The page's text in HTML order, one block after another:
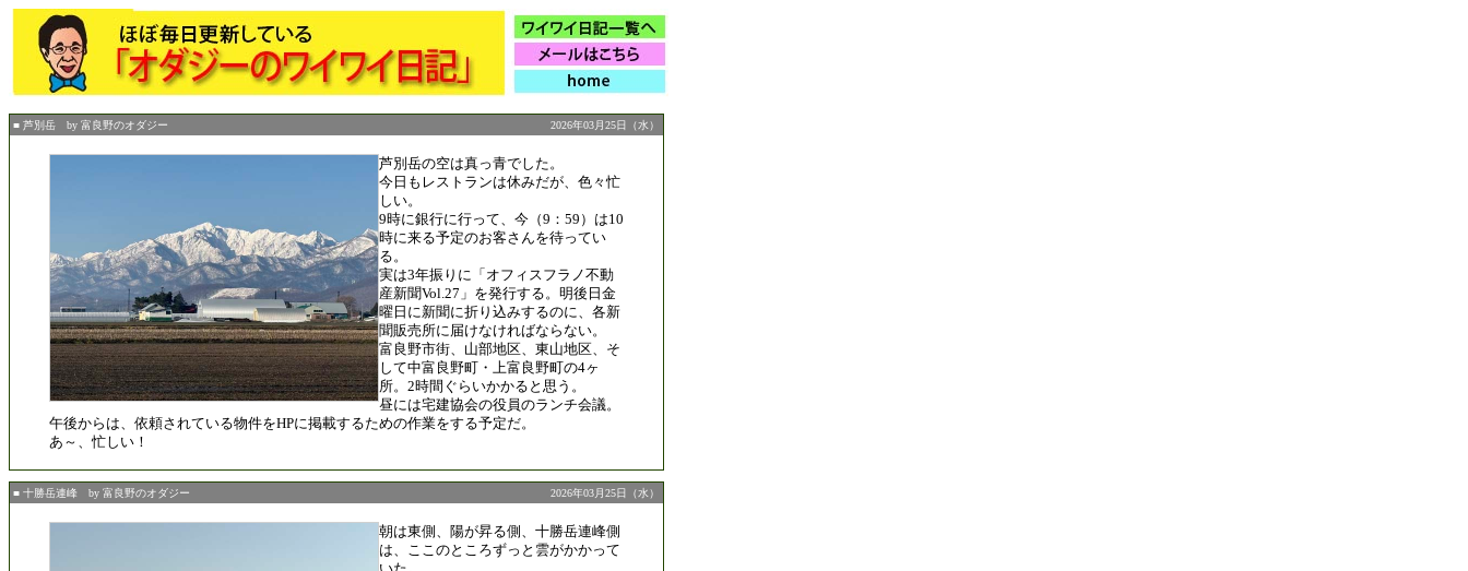
■ 芦別岳 by 富良野のオダジー 2026年03月25日（水）
芦別岳の空は真っ青でした。
今日もレストランは休みだが、色々忙
しい。
9時に銀行に行って、今（9：59）は10
時に来る予定のお客さんを待ってい
る。
実は3年振りに「オフィスフラノ不動
産新聞Vol.27」を発行する。明後日金
曜日に新聞に折り込みするのに、各新
聞販売所に届けなければならない。
富良野市街、山部地区、東山地区、そ
して中富良野町・上富良野町の4ヶ
所。2時間ぐらいかかると思う。
昼には宅建協会の役員のランチ会議。
午後からは、依頼されている物件をHPに掲載するための作業をする予定だ。
あ～、忙しい！
■ 十勝岳連峰 by 富良野のオダジー 2026年03月25日（水）
朝は東側、陽が昇る側、十勝岳連峰側
は、ここのところずっと雲がかかって